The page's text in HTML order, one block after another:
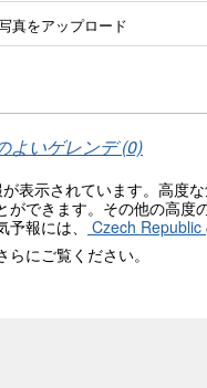
真をアップロード
よいゲレンデ (0)
表示されています。高度な
できます。その他の高度
報には、
Czech Republic
にご覧ください。